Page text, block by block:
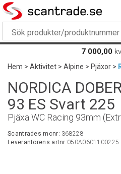
7 000,00
Hem>Aktivitet>Alpine>Pjäxor>
NORDICA
93 ES Svart 225
Pjäxa WC Racing 93mm
Scantrades mcnr: 368228
Leverantörens artnr:050A0601100225